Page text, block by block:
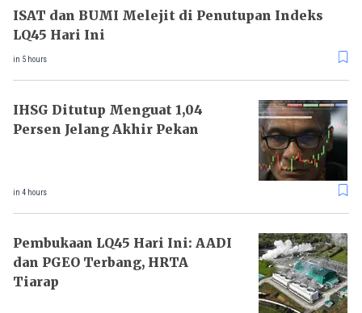
ISAT dan BUMI Melejit di Penutupan Indeks
LQ45 Hari Ini
in 5 hours
IHSG Ditutup Menguat 1,04
Persen Jelang Akhir Pekan
in 4 hours
Pembukaan LQ45 Hari Ini: AADI
dan PGEO Terbang, HRTA
Tiarap